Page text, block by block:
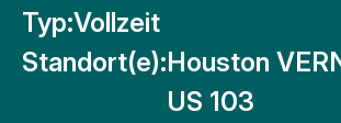
Typ:Vollzeit
Standort(e):Houston
US 103